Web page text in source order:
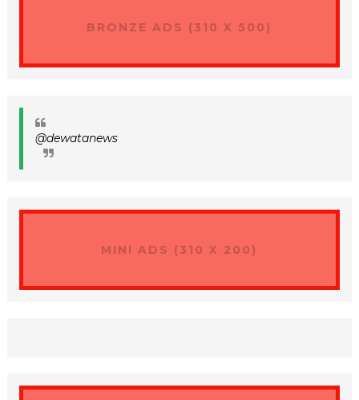
BRONZE ADS (310 X 500)
@dewatanews
MINI ADS (310 X 200)